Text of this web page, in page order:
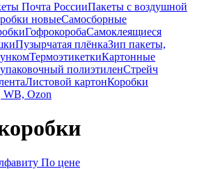
Почта РоссииПакеты с воздушной
новыеСамосборные
ГофрокоробаСамоклеящиеся
Пузырчатая плёнкаЗип пакеты,
ТермоэтикеткиКартонные
полиэтиленСтрейч
Листовой картонКоробки
WB, Ozon
По цене